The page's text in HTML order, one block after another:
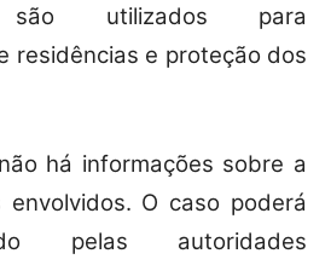
são utilizados para
residências e proteção dos
há informações sobre a
O caso poderá
pelas autoridades